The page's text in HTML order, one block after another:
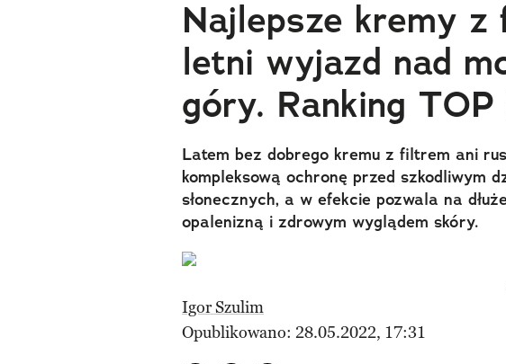
Najlepsze kremy
letni wyjazd nad
góry. Ranking
Latem bez dobrego kremu z filtrem ani
kompleksową ochronę przed szkodliwym
słonecznych, a w efekcie pozwala na
opalenizną i zdrowym wyglądem skóry.
Igor Szulim
Opublikowano: 28.05.2022, 17:31